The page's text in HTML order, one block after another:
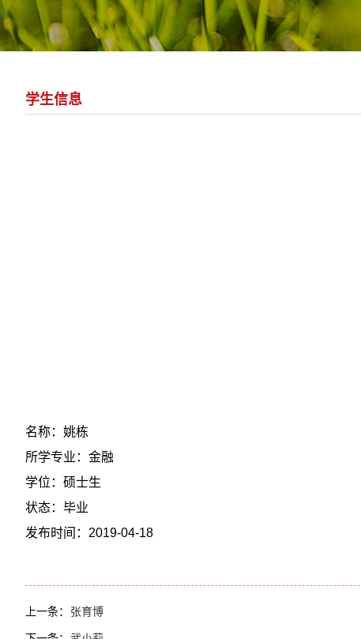
学生信息
名称：姚栋
所学专业：金融
学位：硕士生
状态：毕业
发布时间：2019-04-18
上一条： 张育博